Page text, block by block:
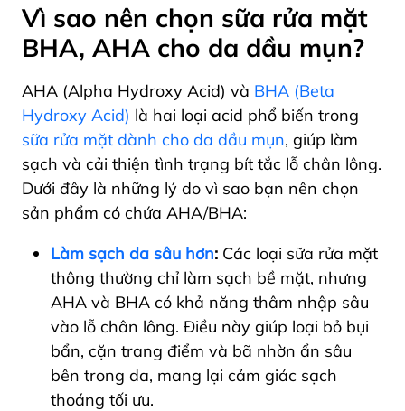
Vì sao nên chọn sữa rửa mặt
BHA, AHA cho da dầu mụn?
AHA (Alpha Hydroxy Acid) và BHA (Beta
Hydroxy Acid) là hai loại acid phổ biến trong
sữa rửa mặt dành cho da dầu mụn, giúp làm
sạch và cải thiện tình trạng bít tắc lỗ chân lông.
Dưới đây là những lý do vì sao bạn nên chọn
sản phẩm có chứa AHA/BHA:
Làm sạch da sâu hơn: Các loại sữa rửa mặt
thông thường chỉ làm sạch bề mặt, nhưng
AHA và BHA có khả năng thâm nhập sâu
vào lỗ chân lông. Điều này giúp loại bỏ bụi
bẩn, cặn trang điểm và bã nhờn ẩn sâu
bên trong da, mang lại cảm giác sạch
thoáng tối ưu.